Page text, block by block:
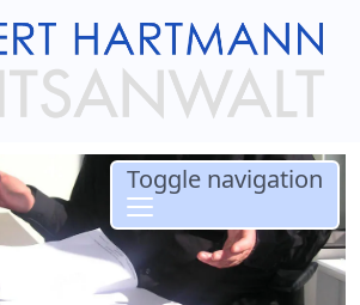
Toggle navigation